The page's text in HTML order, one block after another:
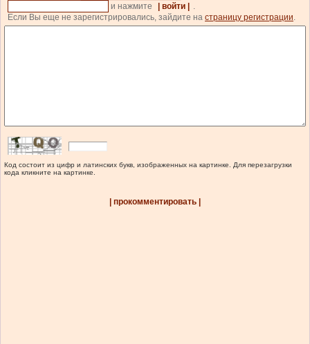
и нажмите
| войти |
.
Если Вы еще не зарегистрировались, зайдите на страницу регистрации.
Код состоит из цифр и латинских букв, изображенных на картинке. Для перезагрузки
кода кликните на картинке.
| прокомментировать |